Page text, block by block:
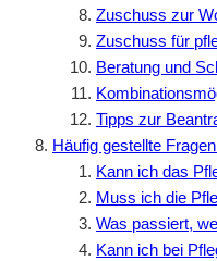
Zuschuss zur
Zuschuss für
Beratung und
Tipps zur
Häufig gestellte
Kann ich das
Muss ich die
Was passiert,
Kann ich bei